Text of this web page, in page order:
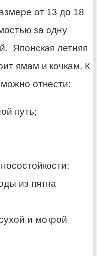
от 13 до 18
за одну
Японская летняя
ямам и кочкам. К
отнести:
путь;
из пятна
и мокрой